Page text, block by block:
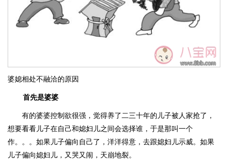
婆媳相处不融洽的原因
首先是婆婆
有的婆婆控制欲很强，觉得养了二三十年的儿子被人家抢了，
想要看看儿子在自己和媳妇儿之间会选择谁，于是那叫一个
作。。。如果儿子偏向自己了，洋洋得意，去跟媳妇儿示威。如果
儿子偏向媳妇儿，又哭又闹，天崩地裂。